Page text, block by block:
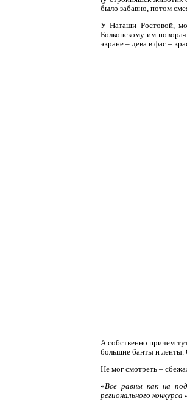
было забавно, потом
У Наташи Ростовой,
Болконскому им
экране – дева в фас –
А собственно причем
большие банты и
Не мог смотреть –
«Все равны как на
регионального